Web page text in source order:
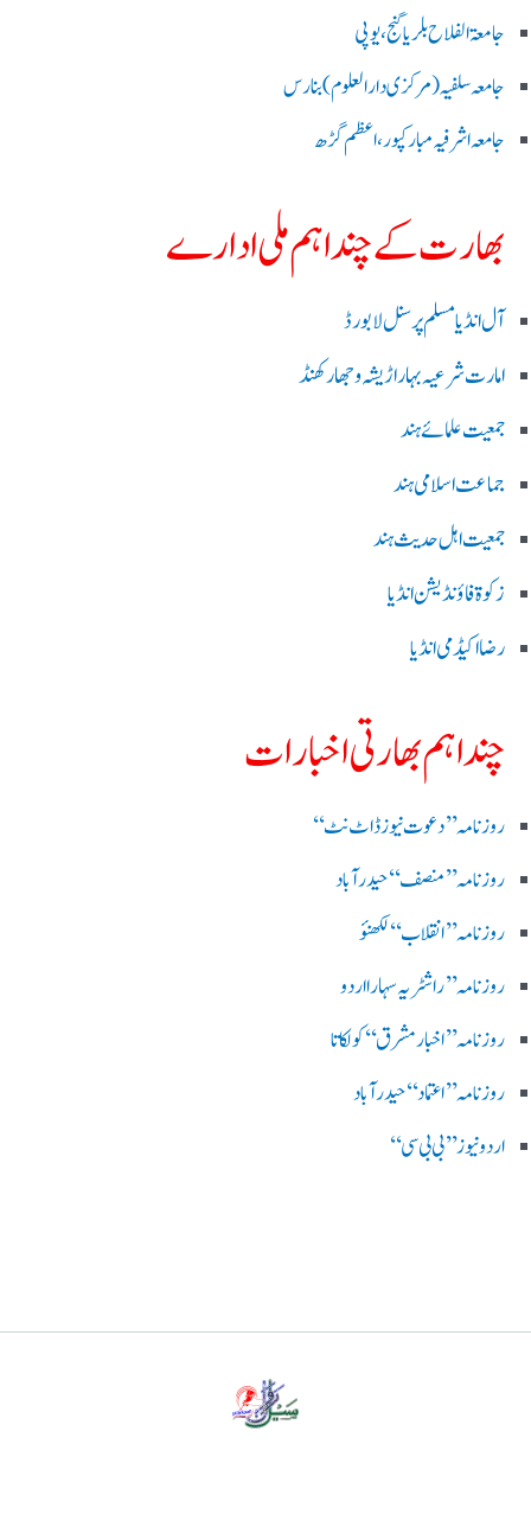
جامعۃ الفلاح بلریاگنج،یوپی
جامعہ سلفیہ(مرکزی دارالعلوم )بنارس
جامعہ اشرفیہ مبارکپور،اعظم گڑھ
بھارت کے چند اہم ملی ادارے
آل انڈیا مسلم پرسنل لا بورڈ
امارت شرعیہ بہار اڑیشہ و جھارکھنڈ
جمعیت علمائے ہند
جماعت اسلامی ہند
جمعیت اہل حدیث ہند
زکوۃ فاؤنڈیشن انڈیا
رضا اکیڈمی انڈیا
چند اہم بھارتی اخبارات
روز نامہ ’’ دعوت نیوز ڈاٹ نٹ‘‘
روزنامہ ’’ منصف‘‘ حیدر آباد
روزنامہ ’’ انقلاب‘‘ لکھنؤ
روز نامہ ’’راشٹریہ سہارا اردو
روزنامہ ’’اخبارمشرق‘‘ کولکاتا
روزنامہ ’’اعتماد‘‘ حیدرآباد
اردو نیوز ’’بی بی سی‘‘